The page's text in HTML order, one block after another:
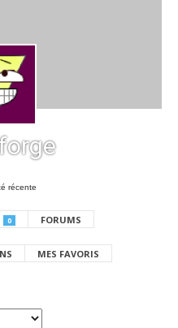
récente
0 FORUMS
MES FAVORIS